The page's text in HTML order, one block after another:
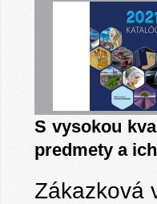
S vysokou
predmety a
Zákazková